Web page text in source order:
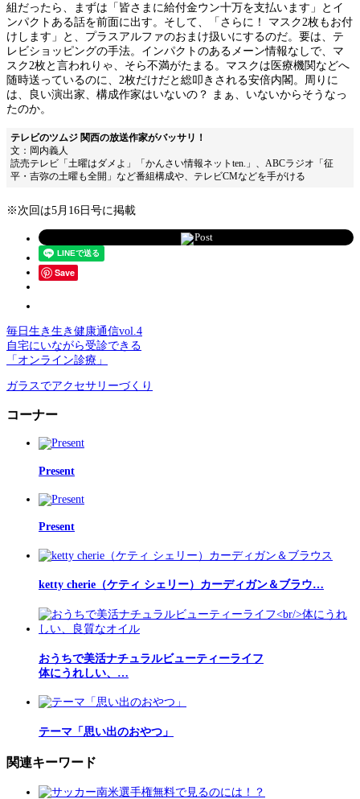
組だったら、まずは「皆さまに給付金ウン十万を支払います」とイ
ンパクトある話を前面に出す。そして、「さらに！ マスク2枚もお付
けします」と、プラスアルファのおまけ扱いにするのだ。要は、テ
レビショッピングの手法。インパクトのあるメーン情報なしで、マ
スク2枚と言われりゃ、そら不満がたまる。マスクは医療機関などへ
随時送っているのに、2枚だけだと総叩きされる安倍内閣。周りに
は、良い演出家、構成作家はいないの？ まぁ、いないからそうなっ
たのか。
テレビのツムジ 関西の放送作家がバッサリ！
文：岡内義人
読売テレビ「土曜はダメよ」「かんさい情報ネットten.」、ABCラジオ「征
平・吉弥の土曜も全開」など番組構成や、テレビCMなどを手がける
※次回は5月16日号に掲載
Post
Save
毎日生き生き健康通信vol.4
自宅にいながら受診できる
「オンライン診療」
ガラスでアクセサリーづくり
コーナー
Present
Present
ketty cherie（ケティ シェリー）カーディガン＆ブラウ…
おうちで美活ナチュラルビューティーライフ
体にうれしい、…
テーマ「思い出のおやつ」
関連キーワード